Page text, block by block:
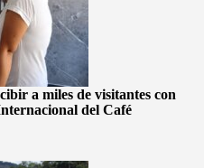
a miles de visitantes con
del Café